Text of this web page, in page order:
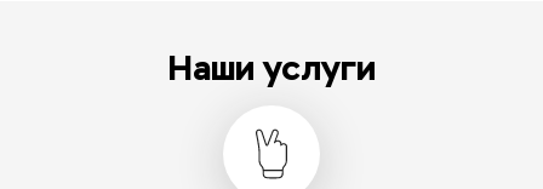
Наши услуги